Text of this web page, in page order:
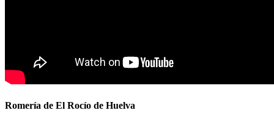
Romería de El Rocío de Huelva